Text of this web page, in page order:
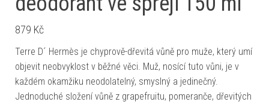
879 Kč
Terre D´ Hermès je chyprově-dřevitá vůně pro muže, který umí
objevit neobvyklost v běžné věci. Muž, nosící tuto vůni, je v
každém okamžiku neodolatelný, smyslný a jedinečný.
Jednoduché složení vůně z grapefruitu, pomeranče, dřevitých